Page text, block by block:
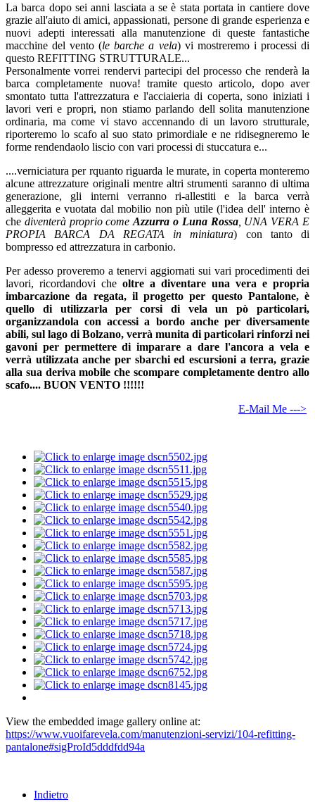
La barca dopo sei anni lasciata a se è stata portata in cantiere dove
grazie all'aiuto di amici, appassionati, persone di grande esperienza e
nuovi adepti interessati alla manutenzione di queste fantastiche
macchine del vento (le barche a vela) vi mostreremo i processi di
questo REFITTING STRUTTURALE...
Personalmente vorrei rendervi partecipi del processo che renderà la
barca completamente nuova! tramite questo articolo, dopo aver
smontato tutta l'attrezzatura e l'acciaieria di coperta, sono iniziati i
lavori veri e propri, non stiamo parlando dell solita manutenzione
ordinaria, ma come vi stavo accennando di un lavoro strutturale,
riporteremo lo scafo al suo stato primordiale e ne ridisegneremo le
forme rendendaolo liscio con vari processi di stuccatura e...
....verniciatura per rquanto riguarda le murate, in coperta monteremo
alcune attrezzature originali mentre altri strumenti saranno di ultima
generazione, gli interni verranno ri-allestiti e la barca verrà
alleggerita e vuotata dal mobilio non più utile (l'idea dell' interno è
che diventerà proprio comeAzzurra o Luna Rossa, UNA VERA E
PROPIA BARCA DA REGATA in miniatura) con tanto di
bompresso ed attrezzatura in carbonio.
Per adesso proveremo a tenervi aggiornati sui vari procedimenti dei
lavori, ricordandovi che oltre a diventare una vera e propria
imbarcazione da regata, il progetto per questo Pantalone, è
quello di utilizzarla per corsi di vela un pò particolari,
organizzandola con accessi a bordo anche per diversamente
abili, sul lago di Bolzano, verrà munita di particolari rinforzi nei
gavoni per permettere di imparare a dare l'ancora a vela e
verrà utilizzata anche per sbarchi ed escursioni a terra, grazie
alla sua deriva mobile che scompare completamente dentro allo
scafo.... BUON VENTO !!!!!!
E-Mail Me --->
View the embedded image gallery online at:
https://www.vuoifarevela.com/manutenzioni-servizi/104-refitting-
pantalone#sigProId5dddfdd94a
Indietro